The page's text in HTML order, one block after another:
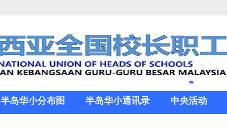
半岛华小分布图 半岛华小通讯录 中央活动